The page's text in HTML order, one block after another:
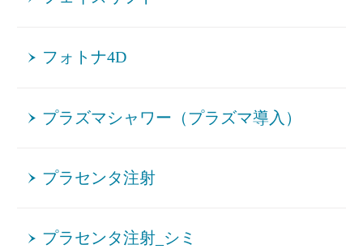
フォトナ4D
プラズマシャワー（プラズマ導入）
プラセンタ注射
プラセンタ注射_シミ